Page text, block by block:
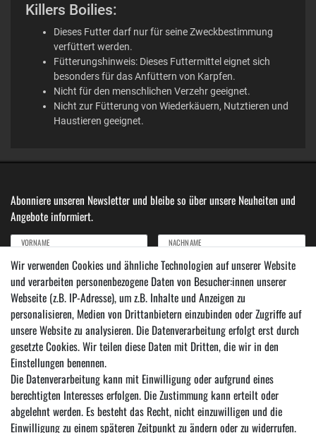
Killers Boilies:
Dieses Futter darf nur für seine Zweckbestimmung
verfüttert werden.
Fütterungshinweis: Dieses Futtermittel eignet sich
besonders für das Anfüttern von Karpfen.
Nicht für den menschlichen Verzehr geeignet.
Nicht zur Fütterung von Wiederkäuern, Nutztieren und
Haustieren geeignet.
Abonniere unseren Newsletter und bleibe so über unsere Neuheiten und
Angebote informiert.
VORNAME NACHNAME
E-MAIL ***
Newsletter
Honig
Hiermit bestätige ich, dass ich dieDaten­schutz­erklärunggelesen habe. Meine Einwilligung
kann ich jederzeit widerrufen.***
*** Hierbei handelt es sich um ein Pflichtfeld.
Wir verwenden Cookies und ähnliche Technologien auf unserer Website
und verarbeiten personenbezogene Daten von Besucher:innen unserer
Webseite (z.B. IP-Adresse), um z.B. Inhalte und Anzeigen zu
personalisieren, Medien von Drittanbietern einzubinden oder Zugriffe auf
unsere Website zu analysieren. Die Datenverarbeitung erfolgt erst durch
gesetzte Cookies. Wir teilen diese Daten mit Dritten, die wir in den
Einstellungen benennen.
Die Datenverarbeitung kann mit Einwilligung oder aufgrund eines
berechtigten Interesses erfolgen. Die Zustimmung kann erteilt oder
abgelehnt werden. Es besteht das Recht, nicht einzuwilligen und die
Einwilligung zu einem späteren Zeitpunkt zu ändern oder zu widerrufen.